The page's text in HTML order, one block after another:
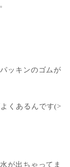
ッキンのゴムが
くあるんです(>
が出ちゃってま